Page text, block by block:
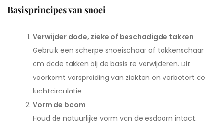
Basisprincipes van snoei
Verwijder dode, zieke of beschadigde takken
Gebruik een scherpe snoeischaar of takkenschaar
om dode takken bij de basis te verwijderen. Dit
voorkomt verspreiding van ziekten en verbetert de
luchtcirculatie.
Vorm de boom
Houd de natuurlijke vorm van de esdoorn intact.